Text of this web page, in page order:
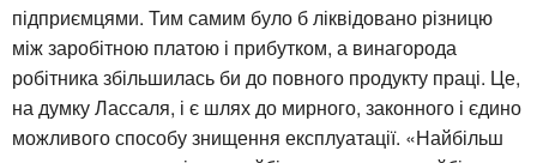
підприємцями. Тим самим було б ліквідовано різницю
між заробітною платою і прибутком, а винагорода
робітника збільшилась би до повного продукту праці. Це,
на думку Лассаля, і є шлях до мирного, законного і єдино
можливого способу знищення експлуатації. «Найбільш